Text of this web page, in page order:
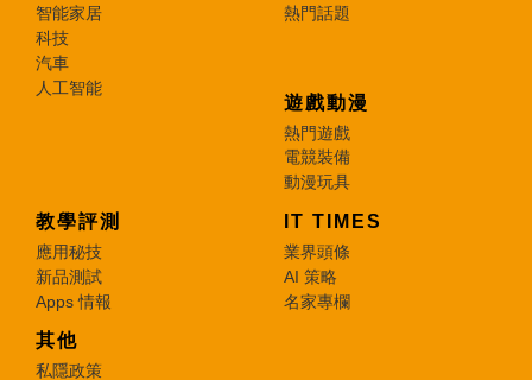
智能家居
科技
汽車
人工智能
熱門話題
遊戲動漫
熱門遊戲
電競裝備
動漫玩具
教學評測
應用秘技
新品測試
Apps 情報
IT TIMES
業界頭條
AI 策略
名家專欄
其他
私隱政策